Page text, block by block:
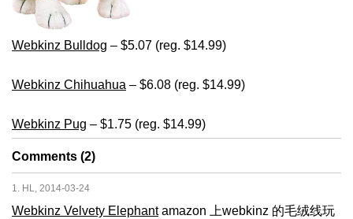
Webkinz Bulldog – $5.07 (reg. $14.99)
Webkinz Chihuahua – $6.08 (reg. $14.99)
Webkinz Pug – $1.75 (reg. $14.99)
Comments (2)
1. HL, 2014-03-24
Webkinz Velvety Elephantamazon 上webkinz 的毛绒线玩